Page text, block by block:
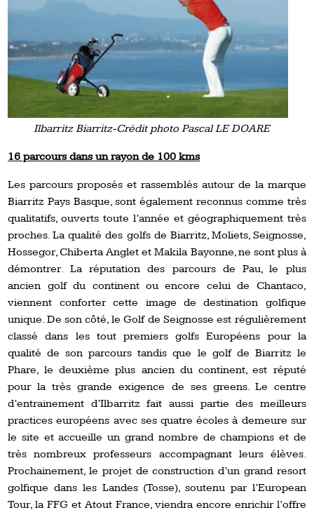
Ilbarritz Biarritz-Crédit photo Pascal LE DOARE
16 parcours dans un rayon de 100 kms
Les parcours proposés et rassemblés autour de la marque
Biarritz Pays Basque, sont également reconnus comme très
qualitatifs, ouverts toute l’année et géographiquement très
proches. La qualité des golfs de Biarritz, Moliets, Seignosse,
Hossegor, Chiberta Anglet et Makila Bayonne, ne sont plus à
démontrer. La réputation des parcours de Pau, le plus
ancien golf du continent ou encore celui de Chantaco,
viennent conforter cette image de destination golfique
unique. De son côté, le Golf de Seignosse est régulièrement
classé dans les tout premiers golfs Européens pour la
qualité de son parcours tandis que le golf de Biarritz le
Phare, le deuxième plus ancien du continent, est réputé
pour la très grande exigence de ses greens. Le centre
d’entrainement d’Ilbarritz fait aussi partie des meilleurs
practices européens avec ses quatre écoles à demeure sur
le site et accueille un grand nombre de champions et de
très nombreux professeurs accompagnant leurs élèves.
Prochainement, le projet de construction d’un grand resort
golfique dans les Landes (Tosse), soutenu par l’European
Tour, la FFG et Atout France, viendra encore enrichir l’offre